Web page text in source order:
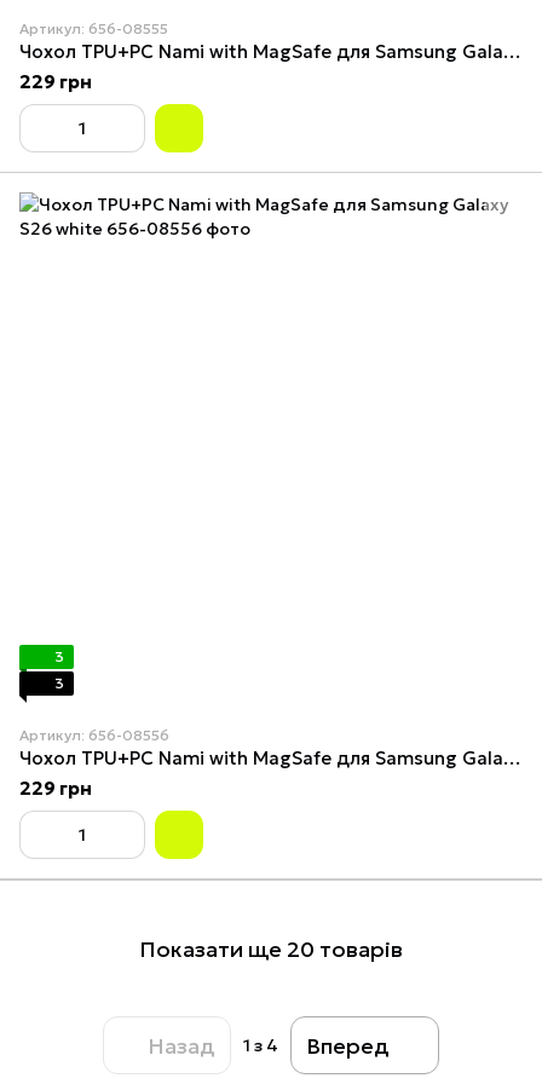
Артикул: 656-08555
Чохол TPU+PC Nami with MagSafe для Samsung Galaxy S26 Midnight Blue
229 грн
3
3
Артикул: 656-08556
Чохол TPU+PC Nami with MagSafe для Samsung Galaxy S26 white
229 грн
Показати ще 20 товарів
Назад 1 з 4 Вперед